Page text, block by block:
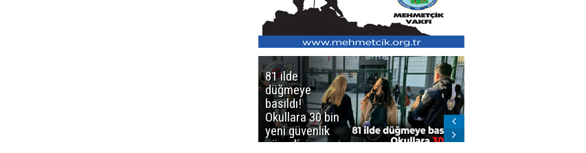
81 ilde
düğmeye
basıldı!
Okullara 30 bin
yeni güvenlik
görevlisi